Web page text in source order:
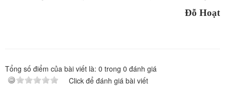
Đỗ Hoạt
Tổng số điểm của bài viết là: 0 trong 0 đánh giá
Click để đánh giá bài viết